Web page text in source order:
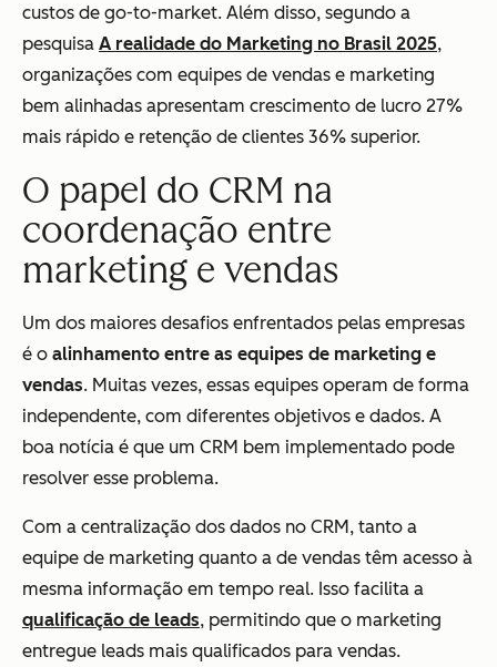
custos de go-to-market. Além disso, segundo a
pesquisa A realidade do Marketing no Brasil 2025,
organizações com equipes de vendas e marketing
bem alinhadas apresentam crescimento de lucro 27%
mais rápido e retenção de clientes 36% superior.
O papel do CRM na
coordenação entre
marketing e vendas
Um dos maiores desafios enfrentados pelas empresas
é o alinhamento entre as equipes de marketing e
vendas. Muitas vezes, essas equipes operam de forma
independente, com diferentes objetivos e dados. A
boa notícia é que um CRM bem implementado pode
resolver esse problema.
Com a centralização dos dados no CRM, tanto a
equipe de marketing quanto a de vendas têm acesso à
mesma informação em tempo real. Isso facilita a
qualificação de leads, permitindo que o marketing
entregue leads mais qualificados para vendas.